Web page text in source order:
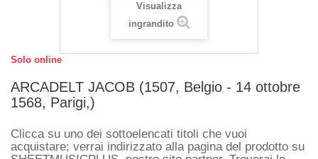
Visualizza
ingrandito
Solo online
ARCADELT JACOB (1507, Belgio - 14 ottobre
1568, Parigi,)
Clicca su uno dei sottoelencati titoli che vuoi
acquistare; verrai indirizzato alla pagina del prodotto su